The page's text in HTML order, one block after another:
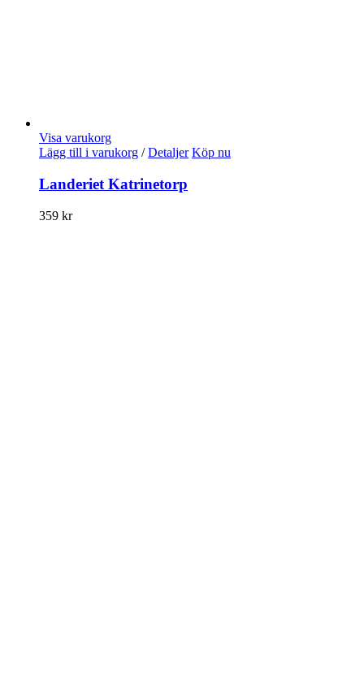
Visa varukorg
Lägg till i varukorg / Detaljer Köp nu
Landeriet Katrinetorp
359 kr